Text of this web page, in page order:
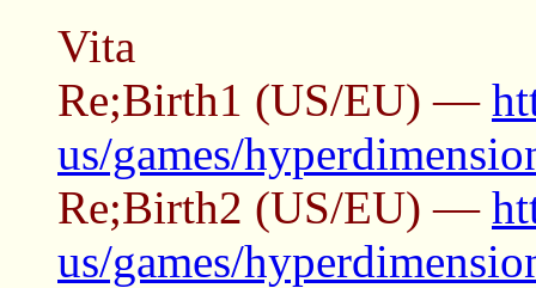
Vita
Re;Birth1 (US/EU) —
us/games/
Re;Birth2 (US/EU) —
us/games/